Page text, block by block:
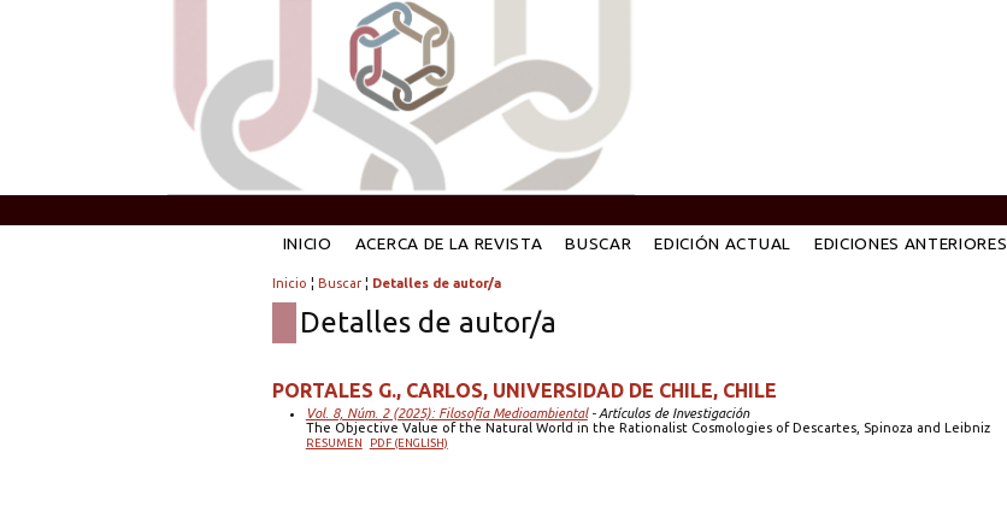
INICIO ACERCA DE LA REVISTA BUSCAR EDICIÓN ACTUAL EDICIONES ANTERIORES
Inicio ¦ Buscar¦ Detalles de autor/a
Detalles de autor/a
PORTALES G., CARLOS, UNIVERSIDAD DE CHILE, CHILE
Vol. 8, Núm. 2 (2025): Filosofía Medioambiental- Artículos de Investigación
The Objective Value of the Natural World in the Rationalist Cosmologies of Descartes, Spinoza and Leibniz
RESUMEN PDF (ENGLISH)